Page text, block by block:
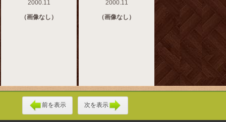
2000.11
（画像なし）
2000.11
（画像なし）
前を表示 次を表示